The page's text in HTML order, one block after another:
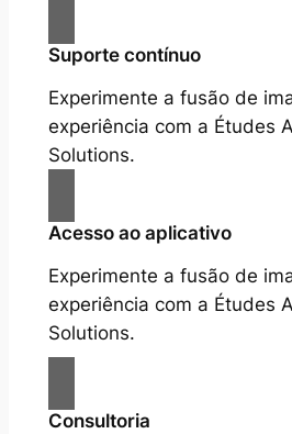
Suporte contínuo
Experimente a fusão de
experiência com a Études
Solutions.
Acesso ao aplicativo
Experimente a fusão de
experiência com a Études
Solutions.
Consultoria